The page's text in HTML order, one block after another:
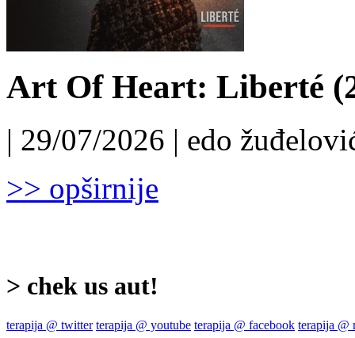
Art Of Heart: Liberté
| 29/07/2026 | edo
>> opširnije
> chek us aut!
terapija @ twitter terapija @ youtube terapija @ facebook terapija @